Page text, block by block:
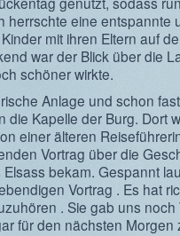
herrschte eine entspannte
mit ihren Eltern auf
war der Blick über die
schöner wirkte.
Anlage und schon
die Kapelle der Burg. Dort
einer älteren
Vortrag über die
bekam. Gespannt
Vortrag . Es hat
. Sie gab uns noch
für den nächsten Morgen